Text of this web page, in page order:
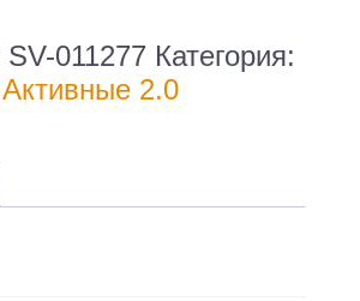
SV-011277 Категория:
Активные 2.0